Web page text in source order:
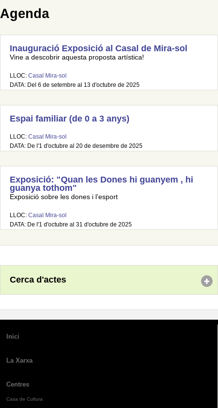
Agenda
Inauguració Exposició al Casal de Mira-sol
Vine a descobrir aquesta proposta artística!
LLOC: Casal Mira-sol
DATA: Del 6 de setembre al 13 d'octubre de 2025
Espai familiar (de 0 a 3 anys)
LLOC: Casal Mira-sol
DATA: De l'1 d'octubre al 20 de desembre de 2025
Exposició: "Quan les Dones hi guanyem , hi
guanya tothom"
Exposició sobre les dones i l’esport
LLOC: Casal Mira-sol
DATA: De l'1 d'octubre al 31 d'octubre de 2025
Cerca d'actes
Inici
La Xarxa
Centres
Casa de Cultura